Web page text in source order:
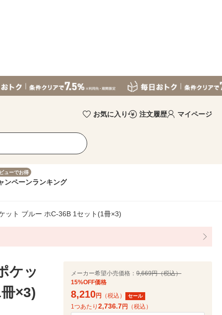
お気に入り 注文履歴 マイページ
ューでお得
ンペーンランキング
ット ブルー ホC-36B 1セット(1冊×3)
ケッ
×3)
メーカー希望小売価格： 9,669円（税込）
15%OFF価格
8,210円 （税込） セール
1つあたり 2,736.7円 （税込）